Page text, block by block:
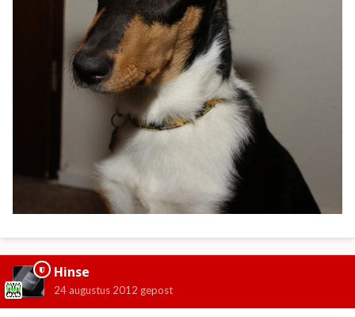
Hinse
24 augustus 2012 gepost